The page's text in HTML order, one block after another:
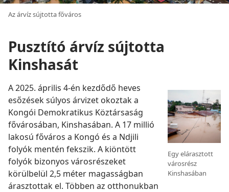
Az árvíz sújtotta főváros
Pusztító árvíz sújtotta
Kinshasát
Egy elárasztott
városrész
Kinshasában
A 2025. április 4-én kezdődő heves
esőzések súlyos árvizet okoztak a
Kongói Demokratikus Köztársaság
fővárosában, Kinshasában. A 17 millió
lakosú főváros a Kongó és a Ndjili
folyók mentén fekszik. A kiöntött
folyók bizonyos városrészeket
körülbelül 2,5 méter magasságban
árasztottak el. Többen az otthonukban